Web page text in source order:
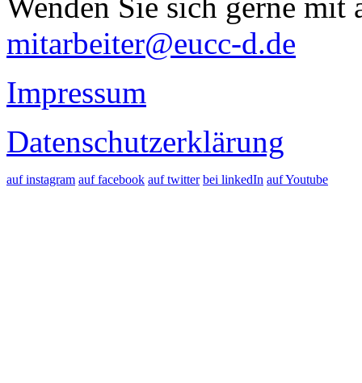
mitarbeiter@eucc-d.de
Impressum
Datenschutzerklärung
auf instagram auf facebook auf twitter bei linkedIn auf Youtube